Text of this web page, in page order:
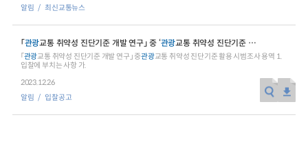
알림
최신교통뉴스
「관광교통 취약성 진단기준 개발 연구」 중 ‘관광교통 취약성 진단기준 활용 시범조사’ 용역
「관광교통 취약성 진단기준 개발 연구」 중관광교통 취약성 진단기준 활용 시범조사 용역 1.
입찰에 부치는 사항 가.
2023.12.26
알림
입찰공고